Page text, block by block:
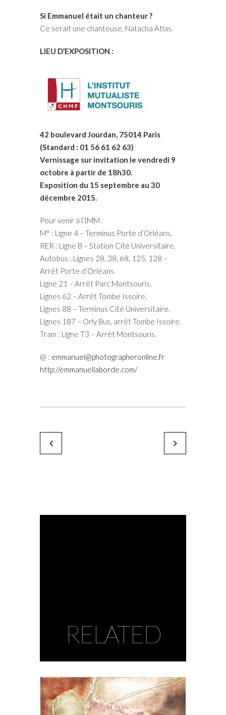
Si Emmanuel était un chanteur ?
Ce serait une chanteuse, Natacha Atlas.
LIEU D’EXPOSITION :
42 boulevard Jourdan, 75014 Paris
(Standard : 01 56 61 62 63)
Vernissage sur invitation le vendredi 9
octobre à partir de 18h30.
Exposition du 15 septembre au 30
décembre 2015.
Pour venir à l’IMM :
M° : Ligne 4 – Terminus Porte d’Orléans.
RER : Ligne B – Station Cité Universitaire.
Autobus : Lignes 28, 38, 68, 125, 128 –
Arrêt Porte d’Orléans.
Ligne 21 – Arrêt Parc Montsouris.
Lignes 62 – Arrêt Tombe Issoire.
Lignes 88 – Terminus Cité Universitaire.
Lignes 187 – Orly Bus, arrêt Tombe Issoire.
Tram : Ligne T3 – Arrêt Montsouris.
@ : emmanuel@photographeronline.fr
http://emmanuellaborde.com/
Maxime Dreyfus et
Adeline Spengler
RELATED